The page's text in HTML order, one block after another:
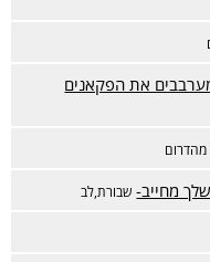
את הפקאנים
מהדרום
מחייב- שבורת,לב